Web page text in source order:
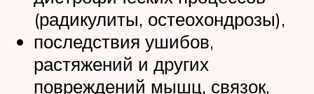
(радикулиты, остеохондрозы),
последствия ушибов,
растяжений и других
повреждений мышц, связок,